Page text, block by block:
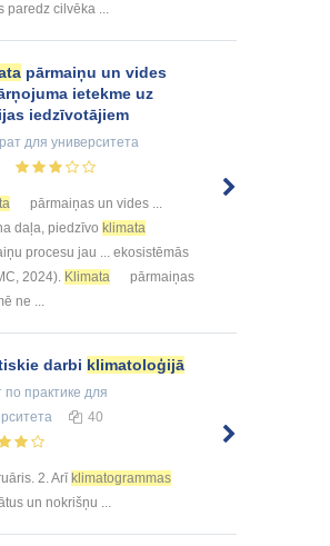
paredz cilvēka ...
pārmaiņu un vides
ietekme uz
iedzīvotājiem
для университета
pārmaiņas un vides ...
daļa, piedzīvo klimata
procesu jau ... ekosistēmās
2024). Klimata
pārmaiņas
ne ...
darbi klimatoloģijā
по практике для
40
2. Arī klimatogrammas
un nokrišņu ...